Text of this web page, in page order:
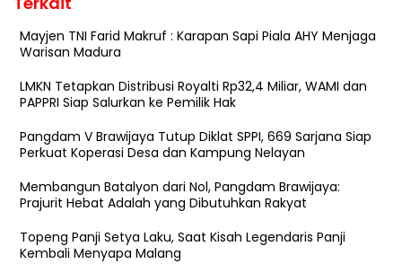
Mayjen TNI Farid Makruf : Karapan Sapi Piala AHY Menjaga
Warisan Madura
LMKN Tetapkan Distribusi Royalti Rp32,4 Miliar, WAMI dan
PAPPRI Siap Salurkan ke Pemilik Hak
Pangdam V Brawijaya Tutup Diklat SPPI, 669 Sarjana Siap
Perkuat Koperasi Desa dan Kampung Nelayan
Membangun Batalyon dari Nol, Pangdam Brawijaya:
Prajurit Hebat Adalah yang Dibutuhkan Rakyat
Topeng Panji Setya Laku, Saat Kisah Legendaris Panji
Kembali Menyapa Malang